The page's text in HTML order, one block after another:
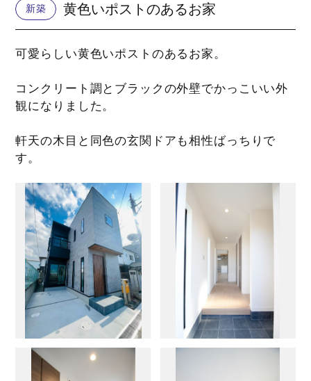
新築 黄色いポストのあるお家
可愛らしい黄色いポストのあるお家。
コンクリート調とブラックの外壁でかっこいい外
観になりました。
軒天の木目と同色の玄関ドアも相性ばっちりで
す。